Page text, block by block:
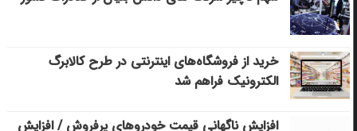
خرید از فروشگاه‌های اینترنتی در طرح کالابرگ
الکترونیک فراهم شد
افزایش ناگهانی قیمت خودروهای پرفروش / افزایش